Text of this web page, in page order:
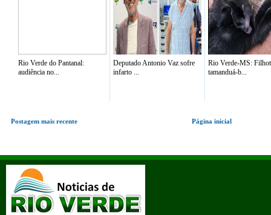
Rio Verde do Pantanal:
audiência no...
Deputado Antonio Vaz sofre
infarto ...
Rio Verde-MS:
tamanduá-b...
Postagem mais recente Página inicial